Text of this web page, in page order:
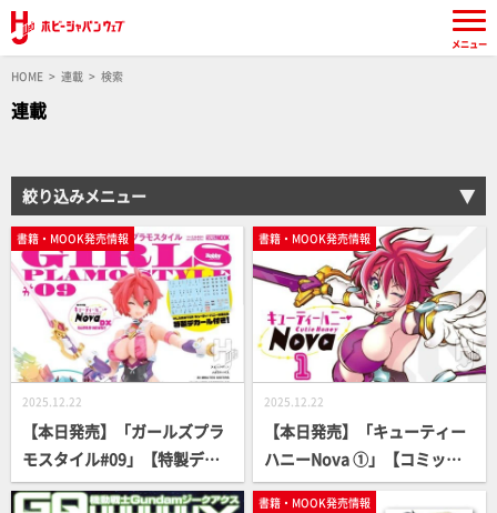
HOME 連載 検索
連載
絞り込みメニュー
書籍・MOOK発売情報
2025.12.22
【本日発売】「ガールズプラ
モスタイル#09」【特製デカ
ール付属】
書籍・MOOK発売情報
2025.12.22
【本日発売】「キューティー
ハニーNova ①」【コミック
ス】
書籍・MOOK発売情報
メニュー